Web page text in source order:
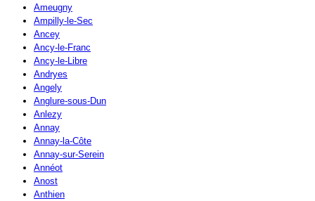
Ameugny
Ampilly-le-Sec
Ancey
Ancy-le-Franc
Ancy-le-Libre
Andryes
Angely
Anglure-sous-Dun
Anlezy
Annay
Annay-la-Côte
Annay-sur-Serein
Annéot
Anost
Anthien